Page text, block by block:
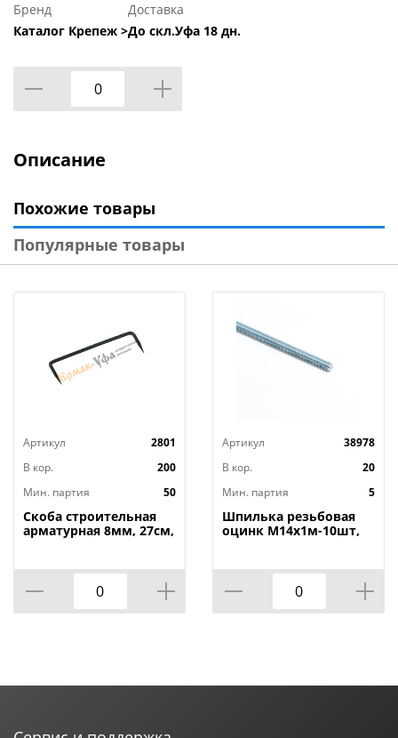
Бренд
Каталог Крепеж >
Доставка
До скл.Уфа 18 дн.
Описание
Похожие товары
Популярные товары
Артикул
2801
В кор.
200
Мин. партия
50
Скоба строительная
арматурная 8мм, 27см,
Артикул
38978
В кор.
20
Мин. партия
5
Шпилька резьбовая
оцинк М14х1м-10шт,